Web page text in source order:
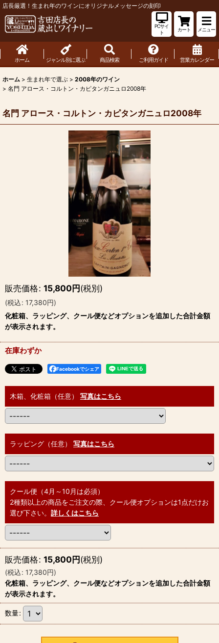
店長厳選！生まれ年のワインにオリジナルメッセージの刻印
PCサイ
ト
カート メニュー
ホーム ジャンル別に選ぶ 商品検索 ご利用ガイド 営業カレンダー
ホーム > 生まれ年で選ぶ > 2008年のワイン
> 名門 アロース・コルトン・カピタンガニュロ2008年
名門 アロース・コルトン・カピタンガニュロ2008年
販売価格: 15,800円(税別)
(税込: 17,380円)
化粧箱、ラッピング、クール便などオプションを追加した合計金額
が表示されます。
在庫わずか
Facebookでシェア
木箱、化粧箱（任意） 写真はこちら
ラッピング（任意） 写真はこちら
クール便（4月～10月は必須）
2種類以上の商品をご注文の際、クール便オプションは1点だけお
選び下さい。 詳しくはこちら
販売価格: 15,800円(税別)
(税込: 17,380円)
化粧箱、ラッピング、クール便などオプションを追加した合計金額
が表示されます。
数量: